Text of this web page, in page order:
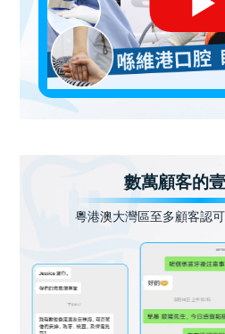
數萬顧客的
粵港澳大灣區至多顧客認